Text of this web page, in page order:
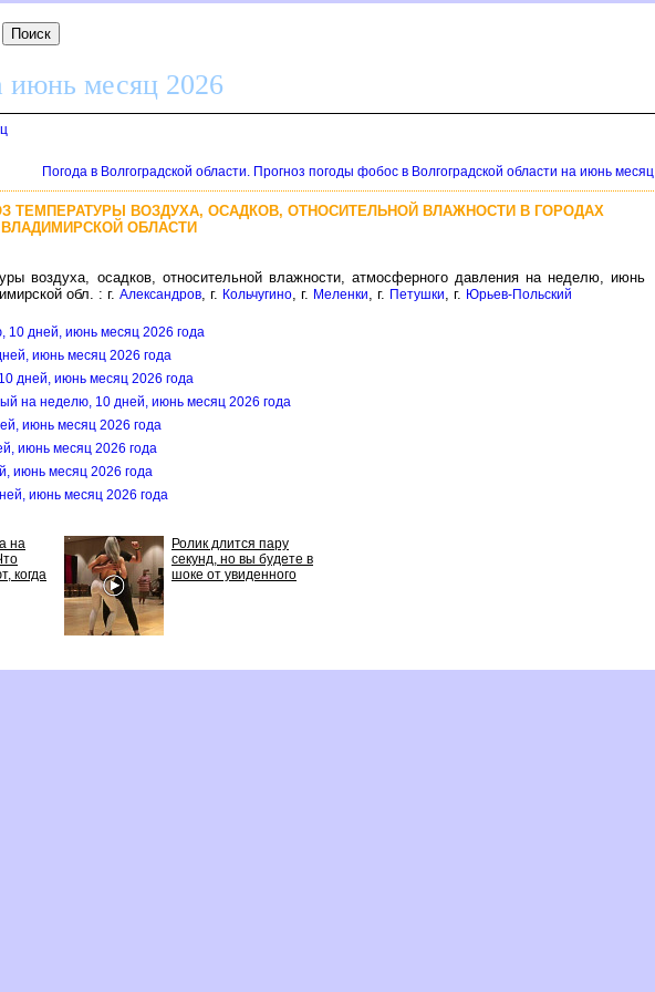
июнь месяц 2026
Погода в Волгоградской области. Прогноз погоды фобос в Волгоградской области на июнь месяц
ТЕМПЕРАТУРЫ ВОЗДУХА, ОСАДКОВ, ОТНОСИТЕЛЬНОЙ ВЛАЖНОСТИ В ГОРОДАХ
ВЛАДИМИРСКОЙ ОБЛАСТИ
воздуха, осадков, относительной влажности, атмосферного давления на неделю, июнь
обл. : г. Александров , г. Кольчугино , г. Меленки , г. Петушки , г. Юрьев-Польский
10 дней, июнь месяц 2026 года
июнь месяц 2026 года
дней, июнь месяц 2026 года
на неделю, 10 дней, июнь месяц 2026 года
июнь месяц 2026 года
июнь месяц 2026 года
июнь месяц 2026 года
июнь месяц 2026 года
на
когда
Ролик длится пару
секунд, но вы будете в
шоке от увиденного